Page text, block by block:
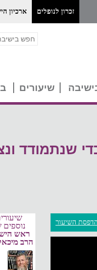
ארכיון זכרון לנופלים
שיעורים
שנתמודד
השיעור
ראש
הרב